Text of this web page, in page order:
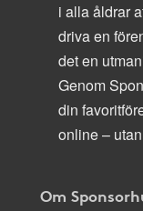
i alla åldrar
driva en
det en
Genom
din
online –
Om